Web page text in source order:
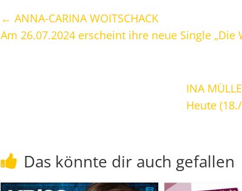
← ANNA-CARINA WOITSCHACK
Am 26.07.2024 erscheint ihre neue Single „Die
INA
Heute
Das könnte dir auch gefallen